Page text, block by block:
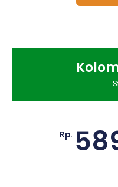
Rp.